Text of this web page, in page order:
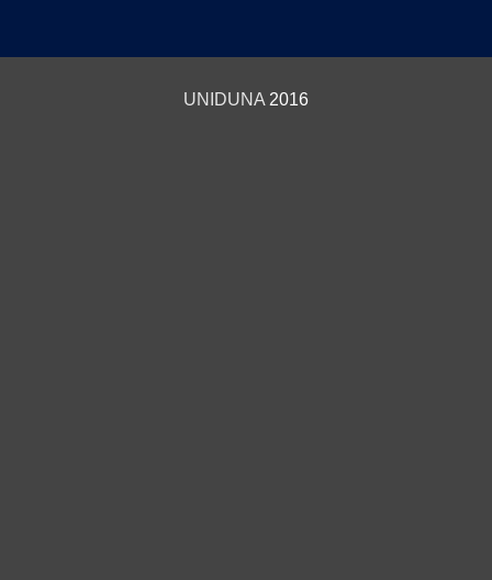
UNIDUNA 2016